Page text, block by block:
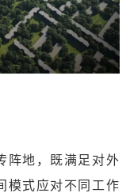
阵地，既满足对外
模式应对不同工作